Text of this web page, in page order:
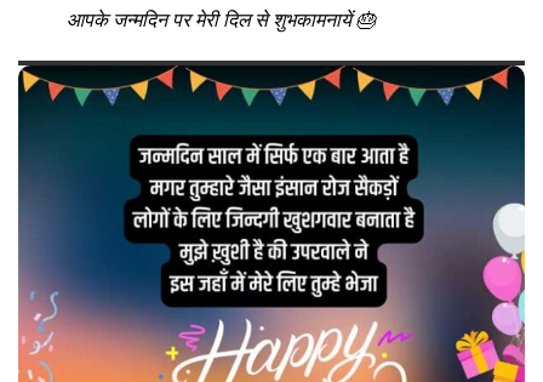
आपके जन्मदिन पर मेरी दिल से शुभकामनायें 🎂